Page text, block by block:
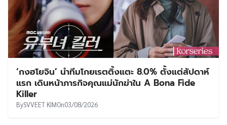
‘กงฮโยจิน’ นำทีมโกยเรตติ้งแตะ 8.0% ตั้งแต่สัปดาห์
แรก เดินหน้าภารกิจคุณแม่นักฆ่าใน A Bona Fide
Killer
BySVVEET KIMOn03/08/2026